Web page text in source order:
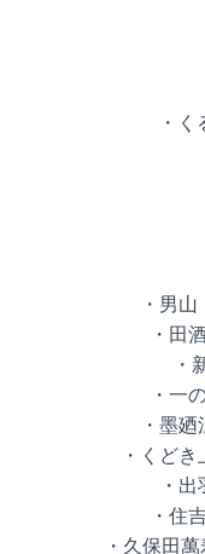
・
・男
・田
・一
・墨
・くど
・
・住
・久保田